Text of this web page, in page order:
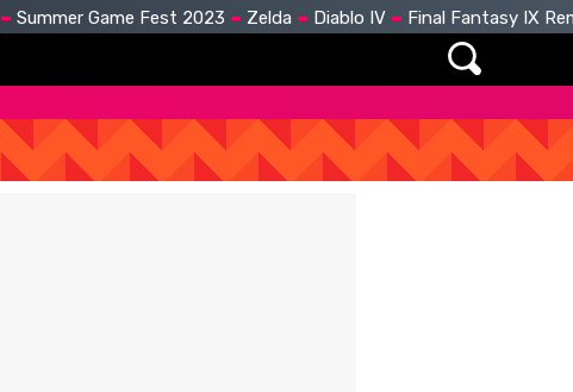
Summer Game Fest 2023 Zelda Diablo IV Final Fantasy IX